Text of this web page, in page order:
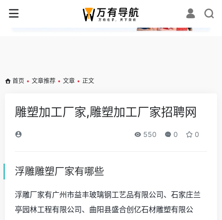
✕
首页 • 文章推荐 • 文章 • 正文
雕塑加工厂家,雕塑加工厂家招聘网
550 0 0
浮雕雕塑厂家有哪些
浮雕厂家有广州市益丰玻璃钢工艺品有限公司、石家庄兰
亭园林工程有限公司、曲阳县盛合创亿石材雕塑有限公